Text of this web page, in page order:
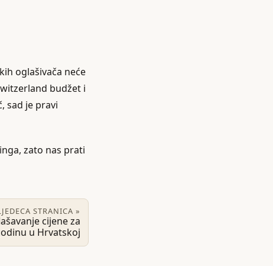
oglašivača neće
budžet i
sad je pravi
zato nas prati
STRANICA »
cijene za
u Hrvatskoj